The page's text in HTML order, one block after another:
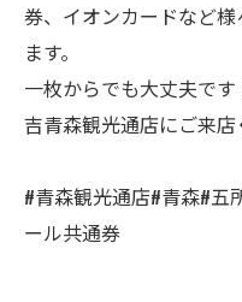
券、イオンカードなど
ます。
一枚からでも大丈夫で
吉青森観光通店にご来店
#青森観光通店#青森#五
ール共通券